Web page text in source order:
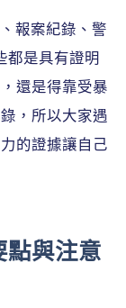
報案紀錄、警
都是具有證明
還是得靠受暴
，所以大家遇
的證據讓自己
與注意